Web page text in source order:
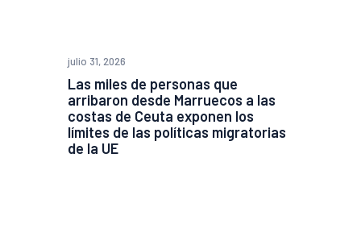
julio 31, 2026
Las miles de personas que
arribaron desde Marruecos a las
costas de Ceuta exponen los
límites de las políticas migratorias
de la UE